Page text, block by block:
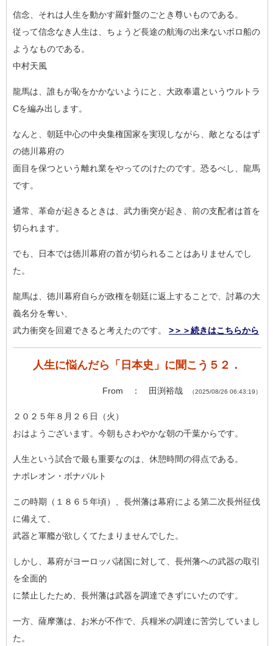
信念、それは人生を動かす羅針盤のごとき尊いものである。
従って信念なき人生は、ちょうど長途の航海の出来ないボロ船の
よ うなものである。
中村天風
龍馬は、誰もが恥をかかないようにと、大政奉還というウルトラ
Cを編み出します。
なんと、朝廷中心の中央集権国家を実現しながら、敵となるはず
の徳川幕府の
面目を保つという離れ業をやってのけたのです。恐るべし、龍馬
です。
通常、革命が起きるときは、武力衝突が起き、前の支配者は首を
切られます。
でも、日本では徳川幕府の首が切られることはありませんでし
た。
龍馬は、徳川幕府自らが政権を朝廷に返上することで、討幕の大
義名分を奪い、
武力衝突を回避できると考えたのです。 >＞＞続きはこちらから
人生に悩んだら「日本史」に聞こう５２．
From ： 田渕裕哉 （2025/08/26 06:43:19）
２０２５年８月２６日（火）
おはようございます。今朝もさわやかな朝の千葉からです。
人生という試合で最も重要なのは、休憩時間の得点である。
ナポレオン・ボナパルト
この時期（１８６５年頃）、長州藩は幕府による第二次長州征伐
に備えて、
武器と軍艦が欲しくてたまりませんでした。
しかし、幕府がヨーロッパ諸国に対して、長州藩への武器の取引
を全面的
に禁止したため、長州藩は武器を調達できずにいたのです。
一方、薩摩藩は、お米が不作で、兵糧米の調達に苦労していまし
た 。